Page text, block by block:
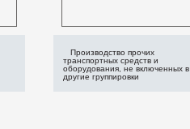
Производство прочих
транспортных средств и
оборудования, не включенных в
другие группировки